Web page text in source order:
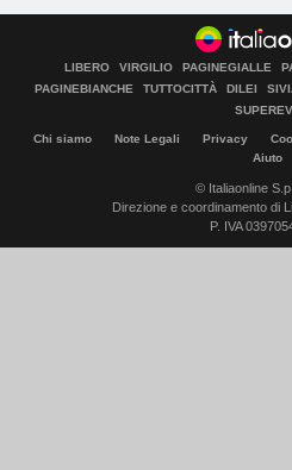
LIBERO VIRGILIO PAGINEGIALLE
PAGINEBIANCHE
TUTTOCITTÀ DILEI
Chi siamo Note Legali Privacy
Aiuto
© Italiaonline
Direzione e coordinamento di
P. IVA